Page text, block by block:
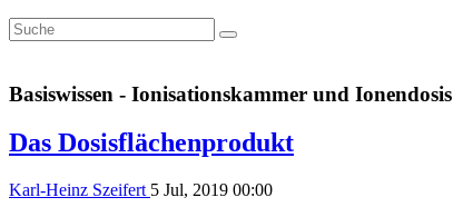
Basiswissen - Ionisationskammer und Ionendosis
Das Dosisflächenprodukt
Karl-Heinz Szeifert 5 Jul, 2019 00:00